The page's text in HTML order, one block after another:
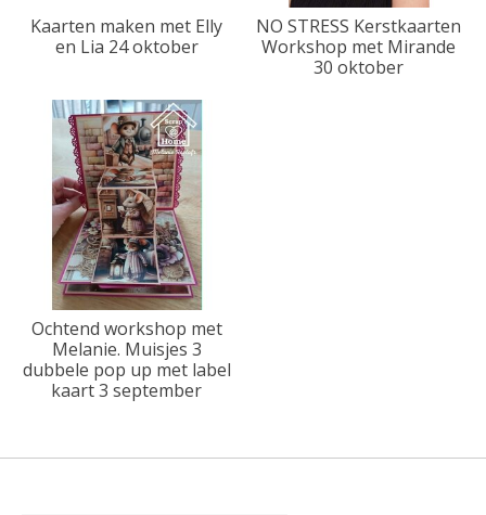
Kaarten maken met Elly
en Lia 24 oktober
NO STRESS Kerstkaarten
Workshop met Mirande
30 oktober
Ochtend workshop met
Melanie. Muisjes 3
dubbele pop up met label
kaart 3 september